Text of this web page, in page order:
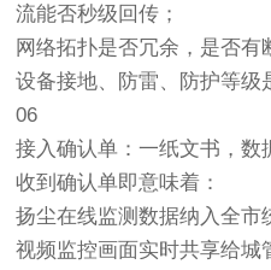
流能否秒级回传；
网络拓扑是否冗余，是否有
设备接地、防雷、防护等级
06
接入确认单：一纸文书，数
收到确认单即意味着：
扬尘在线监测数据纳入全市
视频监控画面实时共享给城